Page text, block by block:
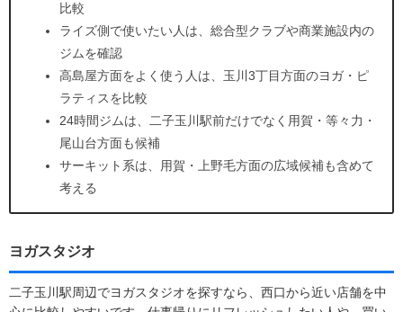
比較
ライズ側で使いたい人は、総合型クラブや商業施設内の
ジムを確認
高島屋方面をよく使う人は、玉川3丁目方面のヨガ・ピ
ラティスを比較
24時間ジムは、二子玉川駅前だけでなく用賀・等々力・
尾山台方面も候補
サーキット系は、用賀・上野毛方面の広域候補も含めて
考える
ヨガスタジオ
二子玉川駅周辺でヨガスタジオを探すなら、西口から近い店舗を中